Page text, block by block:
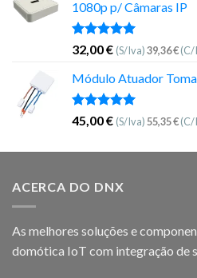
1080p p/ Câmaras IP
Avaliação
5.00
de 5
32,00€ (S/Iva)39,36€(C/
Módulo Atuador
Avaliação
5.00
de 5
45,00€ (S/Iva)55,35€(C/
ACERCA DO DNX
As melhores soluções e
domótica IoT com integração de